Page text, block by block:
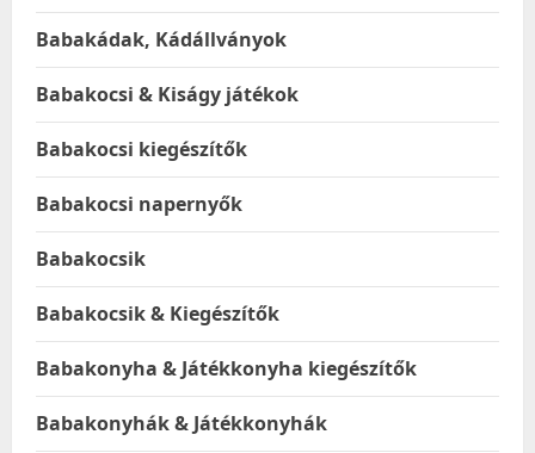
Babakádak, Kádállványok
Babakocsi & Kiságy játékok
Babakocsi kiegészítők
Babakocsi napernyők
Babakocsik
Babakocsik & Kiegészítők
Babakonyha & Játékkonyha kiegészítők
Babakonyhák & Játékkonyhák